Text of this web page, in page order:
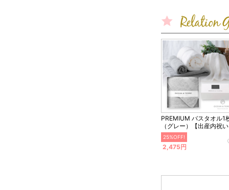
PREMIUM バスタオル1
（グレー）【出産内祝
25%OFF!
2,475円